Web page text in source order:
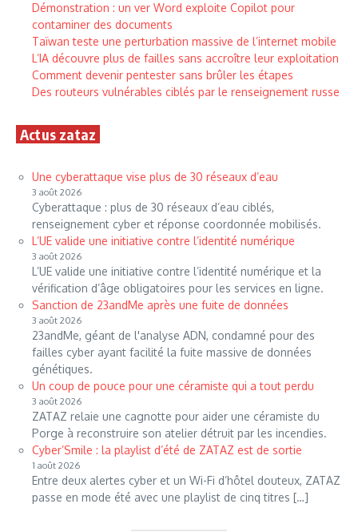
Démonstration : un ver Word exploite Copilot pour
contaminer des documents
Taïwan teste une perturbation massive de l’internet mobile
L’IA découvre plus de failles sans accroître leur exploitation
Comment devenir pentester sans brûler les étapes
Des routeurs vulnérables ciblés par le renseignement russe
Actus zataz
Une cyberattaque vise plus de 30 réseaux d’eau
3 août 2026
Cyberattaque : plus de 30 réseaux d’eau ciblés,
renseignement cyber et réponse coordonnée mobilisés.
L’UE valide une initiative contre l’identité numérique
3 août 2026
L’UE valide une initiative contre l’identité numérique et la
vérification d’âge obligatoires pour les services en ligne.
Sanction de 23andMe après une fuite de données
3 août 2026
23andMe, géant de l'analyse ADN, condamné pour des
failles cyber ayant facilité la fuite massive de données
génétiques.
Un coup de pouce pour une céramiste qui a tout perdu
3 août 2026
ZATAZ relaie une cagnotte pour aider une céramiste du
Porge à reconstruire son atelier détruit par les incendies.
Cyber’Smile : la playlist d’été de ZATAZ est de sortie
1 août 2026
Entre deux alertes cyber et un Wi-Fi d’hôtel douteux, ZATAZ
passe en mode été avec une playlist de cinq titres […]